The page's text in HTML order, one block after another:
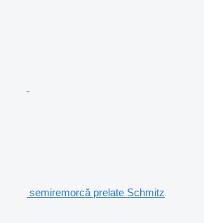
semiremorcă prelate Schmitz